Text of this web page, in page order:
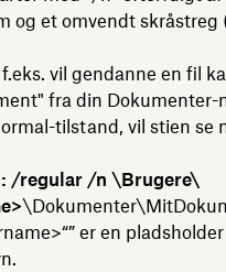
og et omvendt skråstreg
vil gendanne en fil
fra din Dokumenter-
tilstand, vil stien se
/regular /n \Brugere\
er en